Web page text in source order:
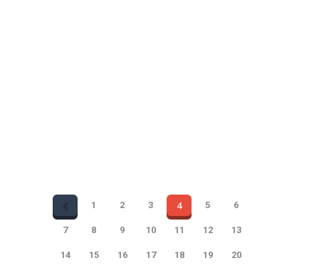
1 2 3 4 5 6
7 8 9 10 11 12 13
14 15 16 17 18 19 20